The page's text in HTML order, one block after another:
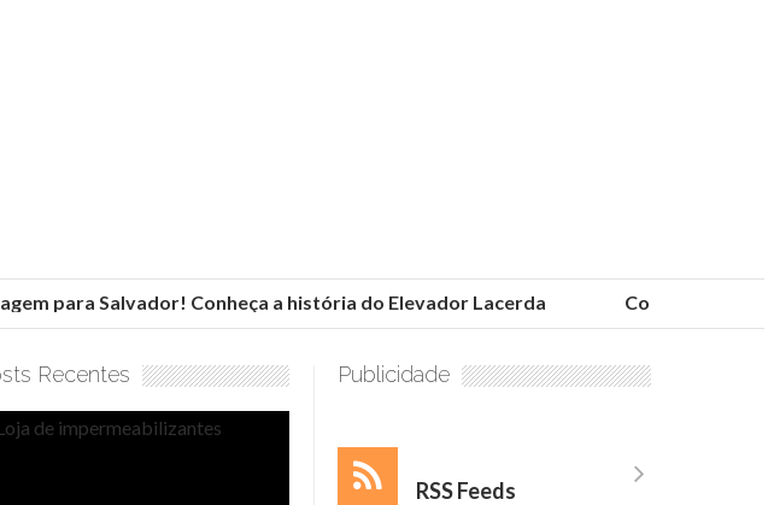
para Salvador! Conheça a história do Elevador Lacerda Conheça as
Recentes Publicidade
RSS Feeds